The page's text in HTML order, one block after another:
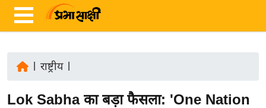
ज़ा
राष्ट्रीय|
Lok Sabha का बड़ा फैसला: 'One Nation